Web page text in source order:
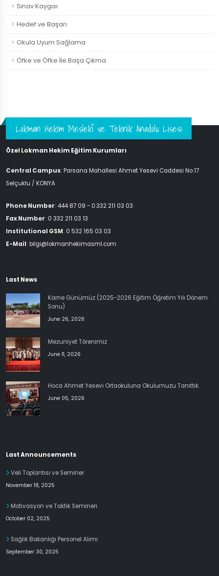
Sınav Kaygısı
Hedef ve Başarı
Okula Uyum Sağlama
Öfke ve Öfke İle Başa Çıkma
Lokman Hekim Meslekî ve Teknik Anadolu Lisesi
Özel Lokman Hekim Eğitim Kurumları
Central Campus: Parsana Mahallesi Ahmet Yesevi Caddesi No:17
Selçuklu / KONYA
Phone Number: 444 87 09 - 0.332 211 03 03
Fax Number: 0 332 211 03 13
Institutional GSM: 0 532 165 03 03
E-Mail: bilgi@lokmanhekimasml.com
Last News
Karne Günümüz (2025-2026 Eğitim Öğretim Yılı Dönem
Sonu)
June 26, 2026
Mezuniyet Törenimiz
June 11, 2026
Hoca Ahmet Yesevi Ortaokuluna Okulumuzu Tanıttık.
June 05, 2026
Last Announcements
Veli Toplantısı ve Seminer
November 18, 2025
Motivasyon ve Taktik Semineri
October 02, 2025
Sağlık Bakanlığı Personel Alımı
September 30, 2025